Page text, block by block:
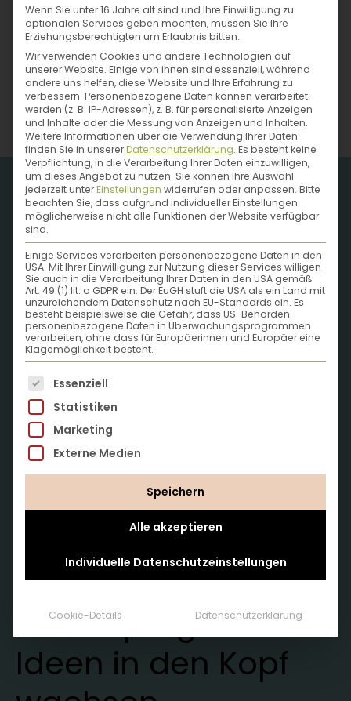
Natur
Newsletter
Lass dir Pflanzen
und supergute
Ideen in den Kopf
Wenn Sie unter 16 Jahre alt sind und Ihre Einwilligung zu
optionalen Services geben möchten, müssen Sie Ihre
Erziehungsberechtigten um Erlaubnis bitten.
Wir verwenden Cookies und andere Technologien auf
unserer Website. Einige von ihnen sind essenziell, während
andere uns helfen, diese Website und Ihre Erfahrung zu
verbessern. Personenbezogene Daten können verarbeitet
werden (z. B. IP-Adressen), z. B. für personalisierte Anzeigen
und Inhalte oder die Messung von Anzeigen und Inhalten.
Weitere Informationen über die Verwendung Ihrer Daten
finden Sie in unsererDatenschutzerklärung. Es besteht keine
Verpflichtung, in die Verarbeitung Ihrer Daten einzuwilligen,
um dieses Angebot zu nutzen. Sie können Ihre Auswahl
jederzeit unterEinstellungen widerrufen oder anpassen. Bitte
beachten Sie, dass aufgrund individueller Einstellungen
möglicherweise nicht alle Funktionen der Website verfügbar
sind.
Einige Services verarbeiten personenbezogene Daten in den
USA. Mit Ihrer Einwilligung zur Nutzung dieser Services willigen
Sie auch in die Verarbeitung Ihrer Daten in den USA gemäß
Art. 49 (1) lit. a GDPR ein. Der EuGH stuft die USA als ein Land mit
unzureichendem Datenschutz nach EU-Standards ein. Es
besteht beispielsweise die Gefahr, dass US-Behörden
personenbezogene Daten in Überwachungsprogrammen
verarbeiten, ohne dass für Europäerinnen und Europäer eine
Klagemöglichkeit besteht.
Es folgt eine Liste der Service-Gruppen, für die
Essenziell
Statistiken
Marketing
Externe Medien
Speichern
Alle akzeptieren
Individuelle Datenschutzeinstellungen
Cookie-Details Datenschutzerklärung